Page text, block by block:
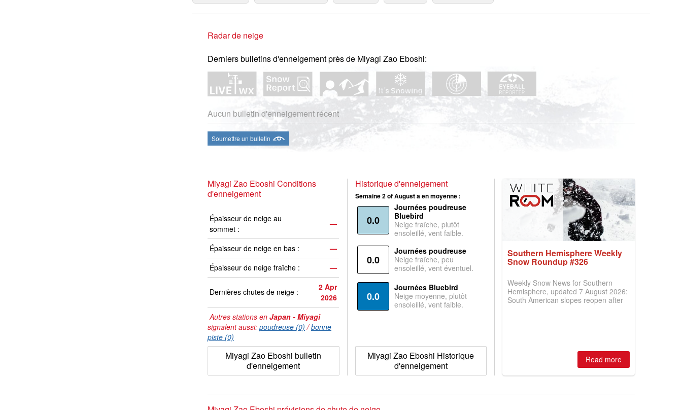
Radar de neige
Derniers bulletins d'enneigement près de Miyagi Zao Eboshi:
Aucun bulletin d'enneigement récent
Soumettre un bulletin
Miyagi Zao Eboshi Conditions
d'enneigement
Épaisseur de neige au
sommet :
—
Épaisseur de neige en bas :
—
Épaisseur de neige fraîche :
—
Dernières chutes de neige :
2 Apr
2026
Autres stations en Japan - Miyagi
signalent aussi: poudreuse (0) /bonne
piste (0)
Miyagi Zao Eboshi bulletin
d'enneigement
Historique d'enneigement
Semaine 2 of August a en moyenne :
0.0
Journées poudreuse
Bluebird
Neige fraîche, plutôt
ensoleillé, vent faible.
0.0
Journées poudreuse
Neige fraîche, peu
ensoleillé, vent éventuel.
0.0
Journées Bluebird
Neige moyenne, plutôt
ensoleillé, vent faible.
Miyagi Zao Eboshi Historique
d'enneigement
Southern Hemisphere Weekly
Snow Roundup #326
Weekly Snow News for Southern
Hemisphere, updated 7 August 2026:
South American slopes reopen after
Read more